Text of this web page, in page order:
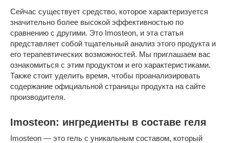
Сейчас существует средство, которое характеризуется
значительно более высокой эффективностью по
сравнению с другими. Это Imosteon, и эта статья
представляет собой тщательный анализ этого продукта и
его терапевтических возможностей. Мы приглашаем вас
ознакомиться с этим продуктом и его характеристиками.
Также стоит уделить время, чтобы проанализировать
содержание официальной страницы продукта на сайте
производителя.
Imosteon: ингредиенты в составе геля
Imosteon — это гель с уникальным составом, который